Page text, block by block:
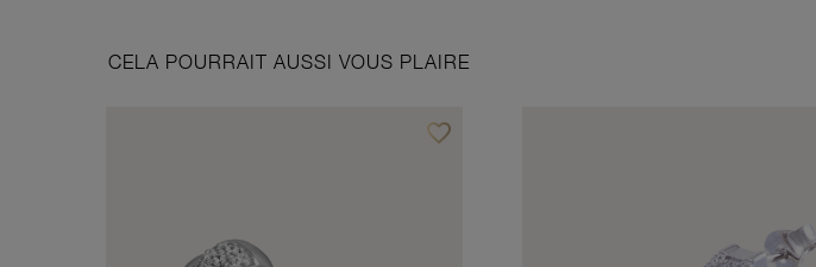
CELA POURRAIT AUSSI VOUS PLAIRE
favorite_borderAjouter à vos favoris